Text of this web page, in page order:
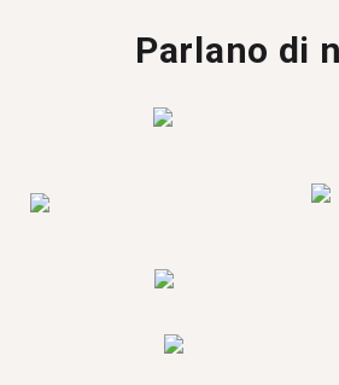
Parlano di